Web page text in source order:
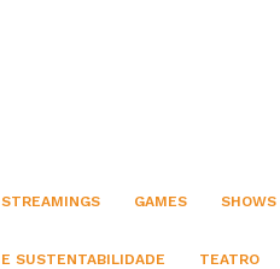
GAMES SHOWS
SUSTENTABILIDADE TEATRO